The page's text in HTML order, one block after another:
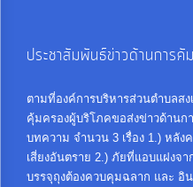
ประชาสัมพันธ์ข่าวด้านการ
ตามที่องค์การบริหารส่วนตำบลส
คุ้มครองผู้บริโภคขอส่งข่าวด้านก
บทความ จำนวน 3 เรื่อง 1.) หลั
เสี่ยงอันตราย 2.) ภัยที่แอบแฝงจ
บรรจุถุงต้องควบคุมฉลาก และ อิ